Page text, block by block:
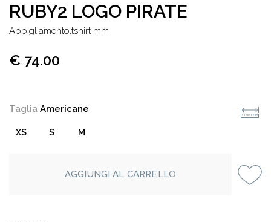
RUBY2 LOGO PIRATE
abbigliamento,tshirt mm
€ 74.00
Taglia Americane
XS S M
AGGIUNGI AL CARRELLO